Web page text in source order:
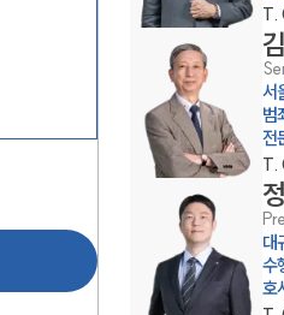
그룹소개
그룹소개
T.
서
범
전
T.
대
수
호